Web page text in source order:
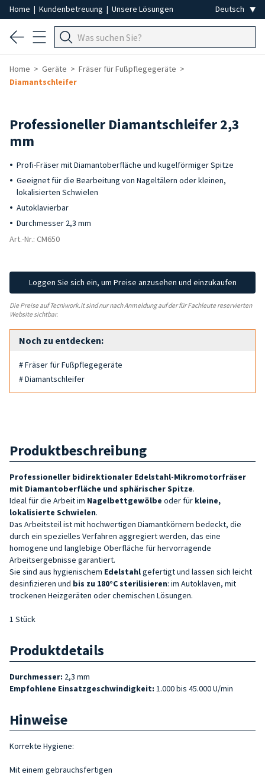
Home | Kundenbetreuung | Unsere Lösungen
Home Geräte
Fräser für Fußpflegegeräte
Diamantschleifer
Professioneller Diamantschleifer 2,3
mm
Profi-Fräser mit Diamantoberfläche und kugelförmiger Spitze
Geeignet für die Bearbeitung von Nageltälern oder kleinen,
lokalisierten Schwielen
Autoklavierbar
Durchmesser 2,3 mm
Art.-Nr.: CM650
Loggen Sie sich ein, um Preise anzusehen und einzukaufen
Die Preise auf Tecniwork.it sind nur nach Anmeldung auf der für Fachleute reservierten
Website sichtbar.
Noch zu entdecken:
# Fräser für Fußpflegegeräte
# Diamantschleifer
Produktbeschreibung
Professioneller bidirektionaler Edelstahl-Mikromotorfräser
mit Diamantoberfläche und sphärischer Spitze.
Ideal für die Arbeit im Nagelbettgewölbe oder für kleine,
lokalisierte Schwielen.
Das Arbeitsteil ist mit hochwertigen Diamantkörnern bedeckt, die
durch ein spezielles Verfahren aggregiert werden, das eine
homogene und langlebige Oberfläche für hervorragende
Arbeitsergebnisse garantiert.
Sie sind aus hygienischem Edelstahlgefertigt und lassen sich leicht
desinfizieren und bis zu 180°C sterilisieren: im Autoklaven, mit
trockenen Heizgeräten oder chemischen Lösungen.
1 Stück
Produktdetails
Durchmesser: 2,3 mm
Empfohlene Einsatzgeschwindigkeit: 1.000 bis 45.000 U/min
Hinweise
Korrekte Hygiene:
Mit einem gebrauchsfertigen